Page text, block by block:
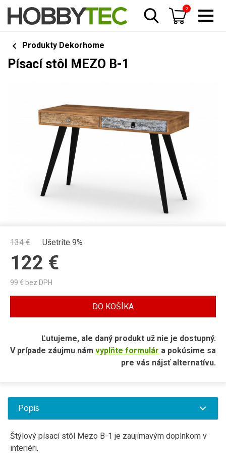
0
Produkty Dekorhome
Písací stôl MEZO B-1
134€ Ušetríte 9%
122 €
99 € bez DPH
DO KOŠÍKA
Ľutujeme, ale daný produkt už nie je dostupný.
V prípade záujmu nám vyplňte formulár a pokúsime sa
pre vás nájsť alternatívu.
Popis
Štýlový písací stôl Mezo B-1 je zaujímavým doplnkom v
interiéri.